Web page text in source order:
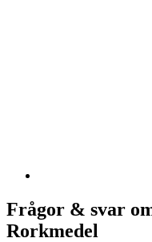
Frågor & svar
Rorkmedel